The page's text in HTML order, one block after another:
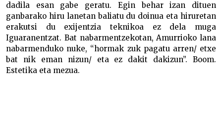
dadila esan gabe geratu. Egin behar izan dituen
ganbarako hiru lanetan baliatu du doinua eta hiruretan
erakutsi du exijentzia teknikoa ez dela muga
Iguaranentzat. Bat nabarmentzekotan, Amurrioko lana
nabarmenduko nuke, “hormak zuk pagatu arren/ etxe
bat nik eman nizun/ eta ez dakit dakizun”. Boom.
Estetika eta mezua.